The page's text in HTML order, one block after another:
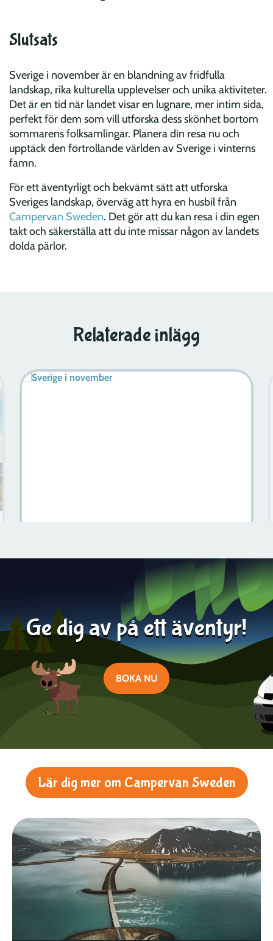
Slutsats
Sverige i november är en blandning av fridfulla
landskap, rika kulturella upplevelser och unika aktiviteter.
Det är en tid när landet visar en lugnare, mer intim sida,
perfekt för dem som vill utforska dess skönhet bortom
sommarens folksamlingar. Planera din resa nu och
upptäck den förtrollande världen av Sverige i vinterns
famn.
För ett äventyrligt och bekvämt sätt att utforska
Sveriges landskap, överväg att hyra en husbil från
Campervan Sweden. Det gör att du kan resa i din egen
takt och säkerställa att du inte missar någon av landets
dolda pärlor.
Relaterade inlägg
Läs mer
Ge dig av på ett äventyr!
BOKA NU
Lär dig mer om Campervan Sweden